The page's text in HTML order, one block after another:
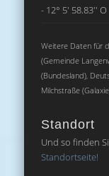
- 12° 5' 58.83'' O
Weitere Daten für
(Gemeinde
(Bundesland),
Milchstraße
Standort
Und so finden
Standortseite!